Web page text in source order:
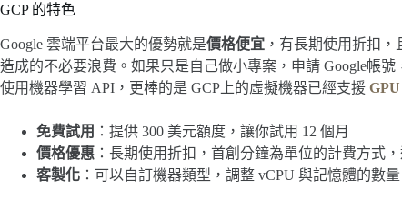
GCP 的特色
Google 雲端平台最大的優勢就是價格便宜 ，有長期使用折扣
造成的不必要浪費。如果只是自己做小專案，申請 Google帳
使用機器學習 API，更棒的是 GCP上的虛擬機器已經支援 GPU
免費試用 ：提供 300 美元額度，讓你試用 12 個月
價格優惠 ：長期使用折扣，首創分鐘為單位的計費方式
客製化 ：可以自訂機器類型，調整 vCPU 與記憶體的數量